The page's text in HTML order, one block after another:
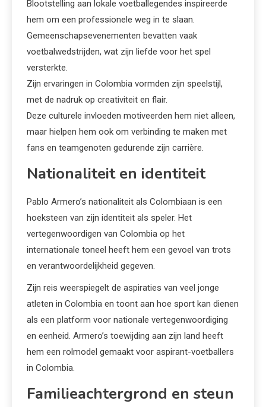
Blootstelling aan lokale voetballegendes inspireerde
hem om een professionele weg in te slaan.
Gemeenschapsevenementen bevatten vaak
voetbalwedstrijden, wat zijn liefde voor het spel
versterkte.
Zijn ervaringen in Colombia vormden zijn speelstijl,
met de nadruk op creativiteit en flair.
Deze culturele invloeden motiveerden hem niet alleen,
maar hielpen hem ook om verbinding te maken met
fans en teamgenoten gedurende zijn carrière.
Nationaliteit en identiteit
Pablo Armero’s nationaliteit als Colombiaan is een
hoeksteen van zijn identiteit als speler. Het
vertegenwoordigen van Colombia op het
internationale toneel heeft hem een gevoel van trots
en verantwoordelijkheid gegeven.
Zijn reis weerspiegelt de aspiraties van veel jonge
atleten in Colombia en toont aan hoe sport kan dienen
als een platform voor nationale vertegenwoordiging
en eenheid. Armero’s toewijding aan zijn land heeft
hem een rolmodel gemaakt voor aspirant-voetballers
in Colombia.
Familieachtergrond en steun